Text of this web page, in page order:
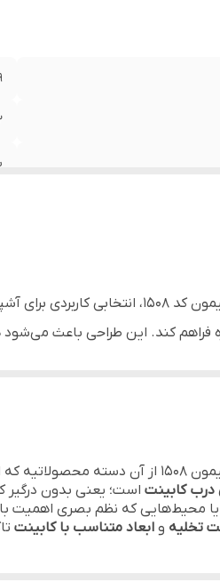
کم‌جا است که می‌تواند روی
فراهم کند. این طراحی باعث
درب کابینت
در آشپزخانه
ارزشش را در
درب کابینت است؛ یعنی بدون درگیر
محیط‌هایی که نظم بصری اهمیت
تخلیه و ابعاد متناسب با کابینت